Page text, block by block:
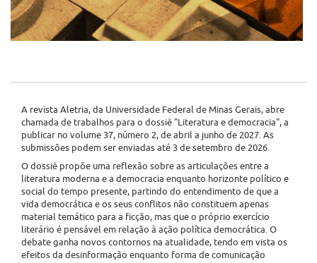
A revista Aletria, da Universidade Federal de Minas Gerais, abre
chamada de trabalhos para o dossiê "Literatura e democracia", a
publicar no volume 37, número 2, de abril a junho de 2027. As
submissões podem ser enviadas até 3 de setembro de 2026.
O dossiê propõe uma reflexão sobre as articulações entre a
literatura moderna e a democracia enquanto horizonte político e
social do tempo presente, partindo do entendimento de que a
vida democrática e os seus conflitos não constituem apenas
material temático para a ficção, mas que o próprio exercício
literário é pensável em relação à ação política democrática. O
debate ganha novos contornos na atualidade, tendo em vista os
efeitos da desinformação enquanto forma de comunicação